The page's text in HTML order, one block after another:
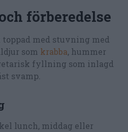
förberedelse
toppad med stuvning med
som krabba, hummer
fyllning som inlagd
svamp.
lunch, middag eller